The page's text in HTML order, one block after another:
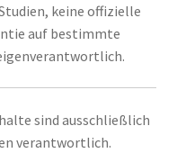
keine offizielle
auf bestimmte
sind ausschließlich
verantwortlich.